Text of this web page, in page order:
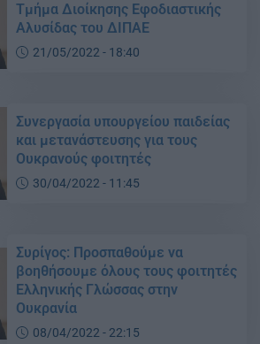
Τμήμα Διοίκησης Εφοδιαστικής
Αλυσίδας του ΔΙΠΑΕ
21/05/2022 - 18:40
Συνεργασία υπουργείου παιδείας
και μετανάστευσης για τους
Ουκρανούς φοιτητές
30/04/2022 - 11:45
Συρίγος: Προσπαθούμε να
βοηθήσουμε όλους τους φοιτητές
Ελληνικής Γλώσσας στην
Ουκρανία
08/04/2022 - 22:15